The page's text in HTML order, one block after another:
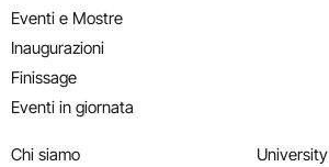
Eventi e Mostre
Inaugurazioni
Finissage
Eventi in giornata
Chi siamo
University